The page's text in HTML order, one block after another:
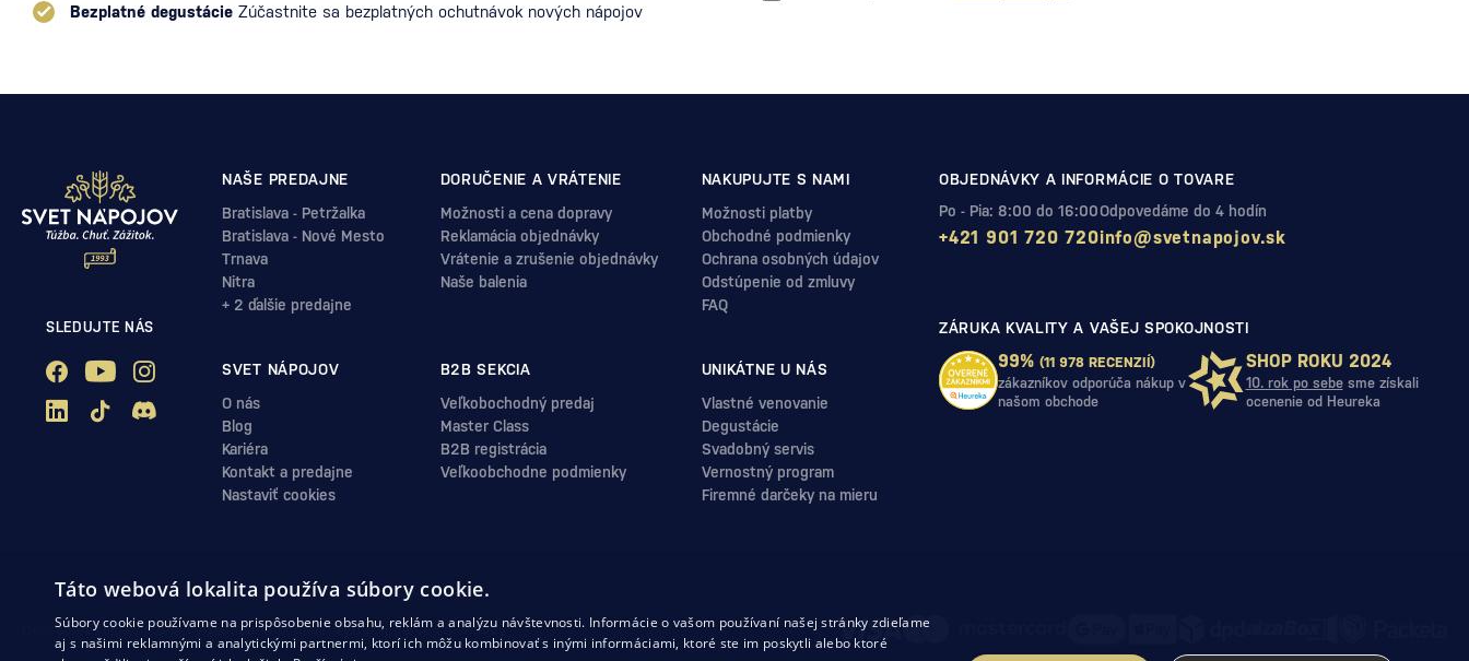
Bezplatné degustácie Zúčastnite sa bezplatných ochutnávok nových nápojov
SLEDUJTE NÁS
NAŠE PREDAJNE
Bratislava - Petržalka
Bratislava - Nové Mesto
Trnava
Nitra
+ 2 ďalšie predajne
DORUČENIE A VRÁTENIE
Možnosti a cena dopravy
Reklamácia objednávky
Vrátenie a zrušenie objednávky
Naše balenia
NAKUPUJTE S NAMI
Možnosti platby
Obchodné podmienky
Ochrana osobných údajov
Odstúpenie od zmluvy
FAQ
SVET NÁPOJOV
O nás
Blog
Kariéra
Kontakt a predajne
Nastaviť cookies
B2B SEKCIA
Veľkobochodný predaj
Master Class
B2B registrácia
Veľkoobchodne podmienky
UNIKÁTNE U NÁS
Vlastné venovanie
Degustácie
Svadobný servis
Vernostný program
Firemné darčeky na mieru
OBJEDNÁVKY A INFORMÁCIE O TOVARE
Po - Pia: 8:00 do 16:00
+421 901 720 720
Odpovedáme do 4 hodín
info@svetnapojov.sk
ZÁRUKA KVALITY A VAŠEJ SPOKOJNOSTI
99% (11 978 RECENZIÍ)
zákazníkov odporúča nákup v
našom obchode
SHOP ROKU 2024
10. rok po sebesme získali
ocenenie od Heureka
Ochrana osobných údajovObchodné podmienkyOdstúpenie od zmluvy
Táto webová lokalita používa súbory cookie.
Súbory cookie používame na prispôsobenie obsahu, reklám a analýzu návštevnosti. Informácie o vašom používaní našej stránky zdieľame
aj s našimi reklamnými a analytickými partnermi, ktorí ich môžu kombinovať s inými informáciami, ktoré ste im poskytli alebo ktoré